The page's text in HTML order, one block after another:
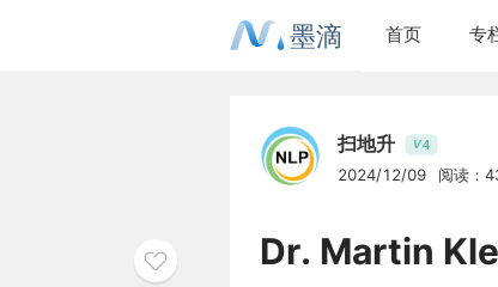
墨滴 首页 专
扫地升 V4
2024/12/09 阅读：
Dr. Martin